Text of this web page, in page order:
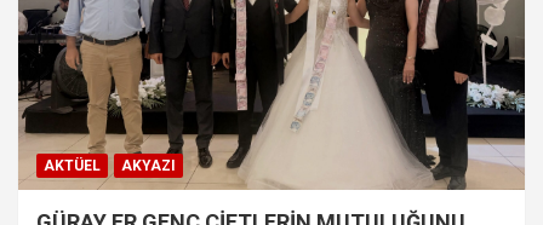
AKTÜEL AKYAZI